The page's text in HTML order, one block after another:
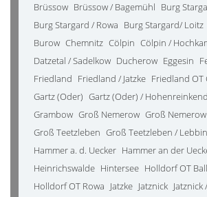
Brüssow Brüssow / Bagemühl Burg
Burg Stargard / Rowa Burg Stargard/ Loitz
Burow Chemnitz Cölpin Cölpin /
Datzetal / Sadelkow Ducherow Eggesin
Friedland Friedland / Jatzke Friedland OT
Gartz (Oder) Gartz (Oder) /
Grambow Groß Nemerow Groß
Groß Teetzleben Groß Teetzleben / Lebbin
Hammer a. d. Uecker Hammer an der
Heinrichswalde Hintersee Holldorf OT
Holldorf OT Rowa Jatzke Jatznick